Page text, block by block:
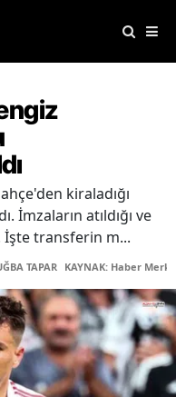
kiraladığı
İmzaların atıldığı ve
transferin m...
TAPAR KAYNAK: Haber